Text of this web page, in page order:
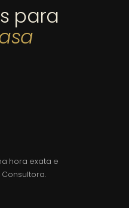
para
hora exata e